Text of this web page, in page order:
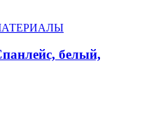
белый,